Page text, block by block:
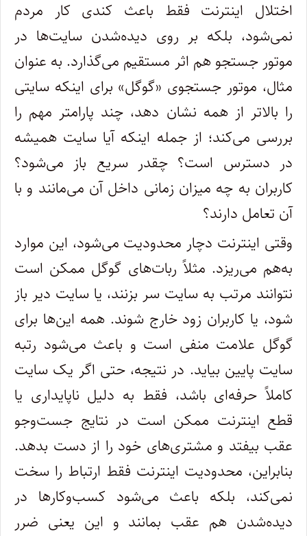
اختلال اینترنت فقط باعث کندی کار مردم
نمی‌شود، بلکه بر روی دیده‌شدن سایت‌ها در
موتور جستجو هم اثر مستقیم می‌گذارد. به عنوان
مثال، موتور جستجوی «گوگل» برای اینکه سایتی
را بالاتر از همه نشان دهد، چند پارامتر مهم را
بررسی می‌کند؛ از جمله اینکه آیا سایت همیشه
در دسترس است؟ چقدر سریع باز می‌شود؟
کاربران به چه میزان زمانی داخل آن می‌مانند و با
آن تعامل دارند؟
وقتی اینترنت دچار محدودیت می‌شود، این موارد
به‌هم می‌ریزد. مثلاً ربات‌های گوگل ممکن است
نتوانند مرتب به سایت سر بزنند، یا سایت دیر باز
شود، یا کاربران زود خارج شوند. همه این‌ها برای
گوگل علامت منفی است و باعث می‌شود رتبه
سایت پایین بیاید. در نتیجه، حتی اگر یک سایت
کاملاً حرفه‌ای باشد، فقط به‌ دلیل ناپایداری یا
قطع اینترنت ممکن است در نتایج جست‌وجو
عقب بیفتد و مشتری‌های خود را از دست بدهد.
بنابراین، محدودیت اینترنت فقط ارتباط را سخت
نمی‌کند، بلکه باعث می‌شود کسب‌وکارها در
دیده‌شدن هم عقب بمانند و این یعنی ضرر